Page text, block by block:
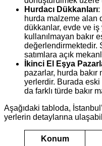
Hurdacı Dükkanları:
hurda malzeme alan
dükkanlar, evde ve
kullanılmayan bakır
değerlendirmektedir.
satımlara açık
İkinci El Eşya
pazarlar, hurda
yerlerdir. Burada
da farklı türde bakır
Aşağıdaki tabloda,
yerlerin detaylarına
Konum